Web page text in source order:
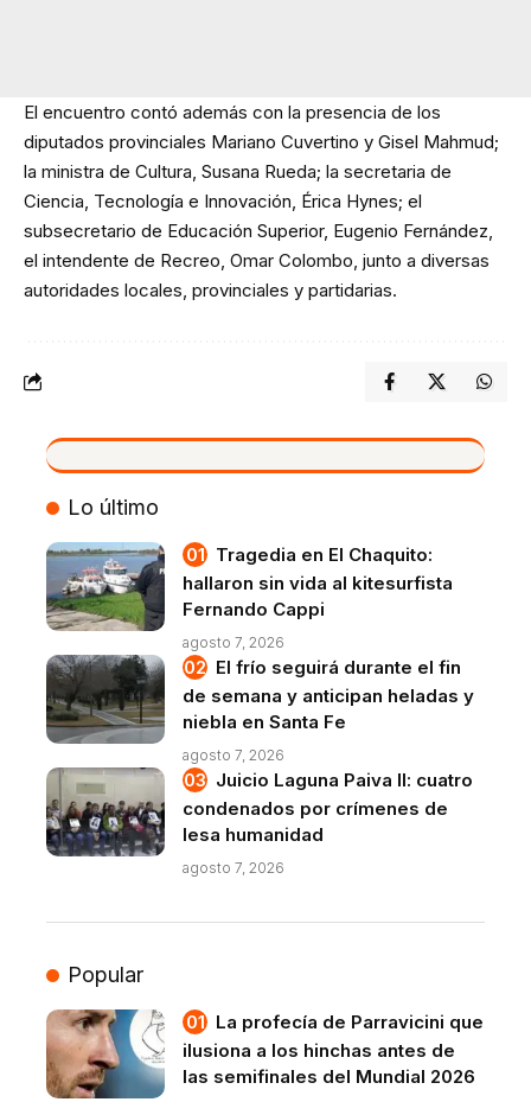
El encuentro contó además con la presencia de los
diputados provinciales Mariano Cuvertino y Gisel Mahmud;
la ministra de Cultura, Susana Rueda; la secretaria de
Ciencia, Tecnología e Innovación, Érica Hynes; el
subsecretario de Educación Superior, Eugenio Fernández,
el intendente de Recreo, Omar Colombo, junto a diversas
autoridades locales, provinciales y partidarias.
VIVO
Lo último
Tragedia en El Chaquito:
hallaron sin vida al kitesurfista
Fernando Cappi
agosto 7, 2026
El frío seguirá durante el fin
de semana y anticipan heladas y
niebla en Santa Fe
agosto 7, 2026
Juicio Laguna Paiva II: cuatro
condenados por crímenes de
lesa humanidad
agosto 7, 2026
Popular
La profecía de Parravicini que
ilusiona a los hinchas antes de
las semifinales del Mundial 2026